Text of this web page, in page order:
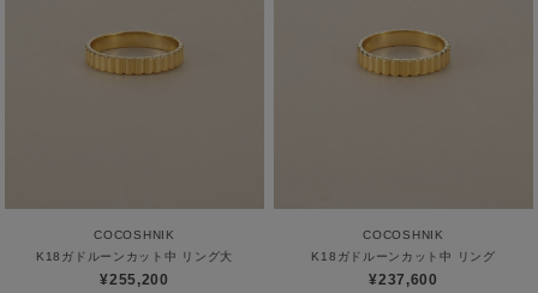
COCOSHNIK
K18ガドルーンカット中 リング大
¥255,200
COCOSHNIK
K18ガドルーンカット中 リング
¥237,600